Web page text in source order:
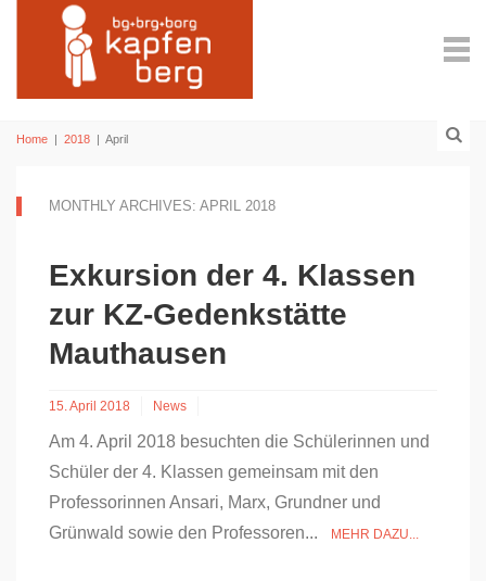
Home | 2018 | April
MONTHLY ARCHIVES: APRIL 2018
Exkursion der 4. Klassen
zur KZ-Gedenkstätte
Mauthausen
15. April 2018 News
Am 4. April 2018 besuchten die Schülerinnen und
Schüler der 4. Klassen gemeinsam mit den
Professorinnen Ansari, Marx, Grundner und
Grünwald sowie den Professoren...
MEHR DAZU...